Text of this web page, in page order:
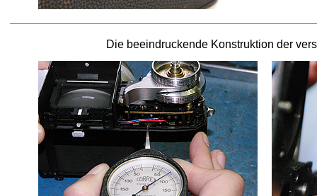
Die beeindruckende Konstruktion der